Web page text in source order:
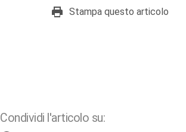
Stampa questo articolo
Condividi l'articolo su: